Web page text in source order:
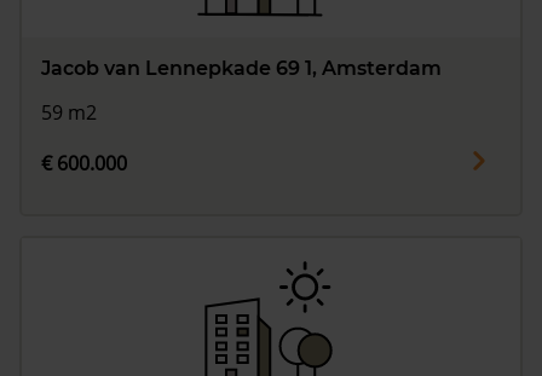
Jacob van Lennepkade 69 1, Amsterdam
59 m2
€ 600.000